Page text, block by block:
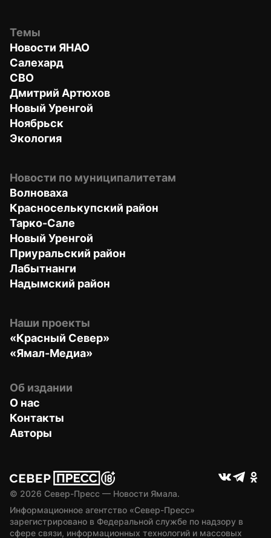
Темы
Новости ЯНАО
Салехард
СВО
Дмитрий Артюхов
Новый Уренгой
Ноябрьск
Экология
Новости по муниципалитетам
Волноваха
Красноселькупский район
Тарко-Сале
Новый Уренгой
Приуральский район
Лабытнанги
Надымский район
Наши проекты
«Красный Север»
«Ямал-Медиа»
Об издании
О нас
Контакты
Авторы
© 2026 Север-Пресс — Новости Ямала.
Информационное агентство «Север-Пресс»
зарегистрировано в Федеральной службе по надзору в
сфере связи, информационных технологий и массовых